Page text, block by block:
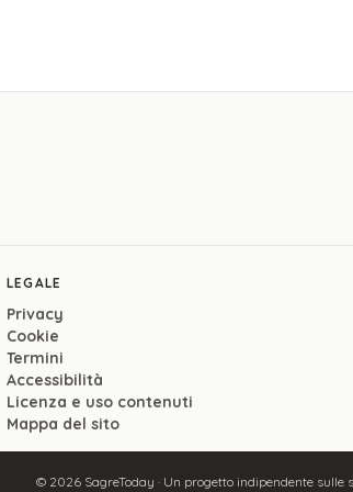
LEGALE
Privacy
Cookie
Termini
Accessibilità
Licenza e uso contenuti
Mappa del sito
© 2026SagreToday · Un progetto indipendente sulle